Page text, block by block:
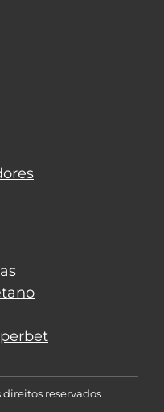
direitos reservados